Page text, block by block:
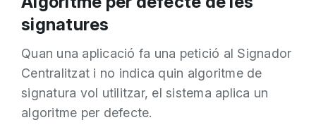
signatures
Quan una aplicació fa una petició al Signador
Centralitzat i no indica quin algoritme de
signatura vol utilitzar, el sistema aplica un
algoritme per defecte.